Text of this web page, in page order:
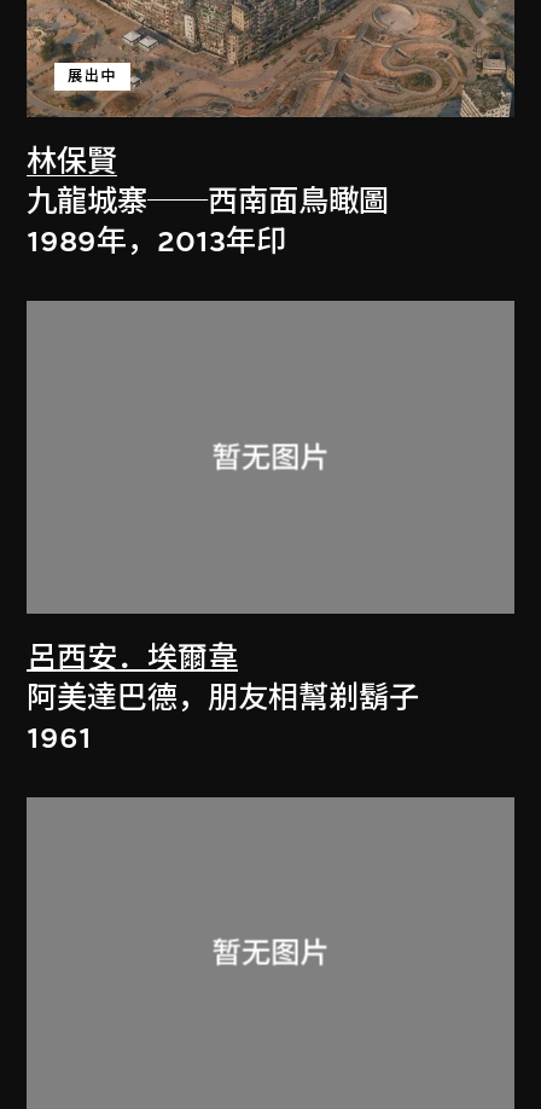
林保賢
展出中
九龍城寨──西南面鳥瞰圖
1989年，2013年印
呂西安．埃爾韋
阿美達巴德，朋友相幫剃鬍子
1961